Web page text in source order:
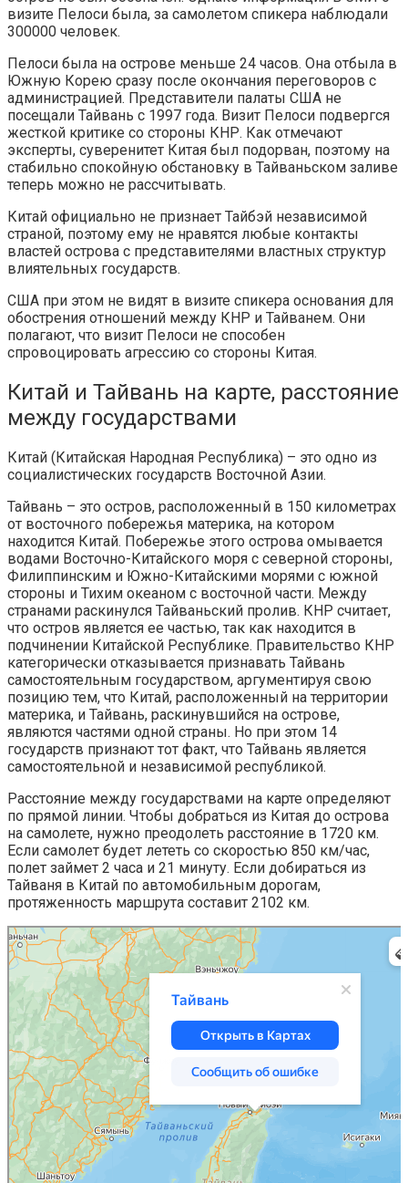
визите Пелоси была, за самолетом спикера наблюдали
300000 человек.
Пелоси была на острове меньше 24 часов. Она отбыла в
Южную Корею сразу после окончания переговоров с
администрацией. Представители палаты США не
посещали Тайвань с 1997 года. Визит Пелоси подвергся
жесткой критике со стороны КНР. Как отмечают
эксперты, суверенитет Китая был подорван, поэтому на
стабильно спокойную обстановку в Тайваньском заливе
теперь можно не рассчитывать.
Китай официально не признает Тайбэй независимой
страной, поэтому ему не нравятся любые контакты
властей острова с представителями властных структур
влиятельных государств.
США при этом не видят в визите спикера основания для
обострения отношений между КНР и Тайванем. Они
полагают, что визит Пелоси не способен
спровоцировать агрессию со стороны Китая.
Китай и Тайвань на карте, расстояние
между государствами
Китай (Китайская Народная Республика) – это одно из
социалистических государств Восточной Азии.
Тайвань – это остров, расположенный в 150 километрах
от восточного побережья материка, на котором
находится Китай. Побережье этого острова омывается
водами Восточно-Китайского моря с северной стороны,
Филиппинским и Южно-Китайскими морями с южной
стороны и Тихим океаном с восточной части. Между
странами раскинулся Тайваньский пролив. КНР считает,
что остров является ее частью, так как находится в
подчинении Китайской Республике. Правительство КНР
категорически отказывается признавать Тайвань
самостоятельным государством, аргументируя свою
позицию тем, что Китай, расположенный на территории
материка, и Тайвань, раскинувшийся на острове,
являются частями одной страны. Но при этом 14
государств признают тот факт, что Тайвань является
самостоятельной и независимой республикой.
Расстояние между государствами на карте определяют
по прямой линии. Чтобы добраться из Китая до острова
на самолете, нужно преодолеть расстояние в 1720 км.
Если самолет будет лететь со скоростью 850 км/час,
полет займет 2 часа и 21 минуту. Если добираться из
Тайваня в Китай по автомобильным дорогам,
протяженность маршрута составит 2102 км.
Яндекс Карты
Тайвань — Яндекс Карты